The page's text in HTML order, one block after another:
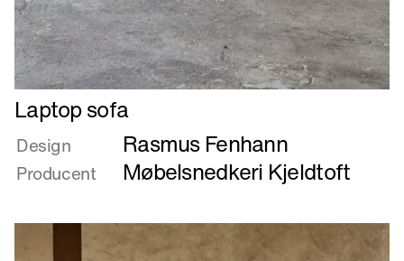
Læs
mere
om
Laptop
sofa
Laptop sofa
Design Rasmus Fenhann
Producent Møbelsnedkeri Kjeldtoft